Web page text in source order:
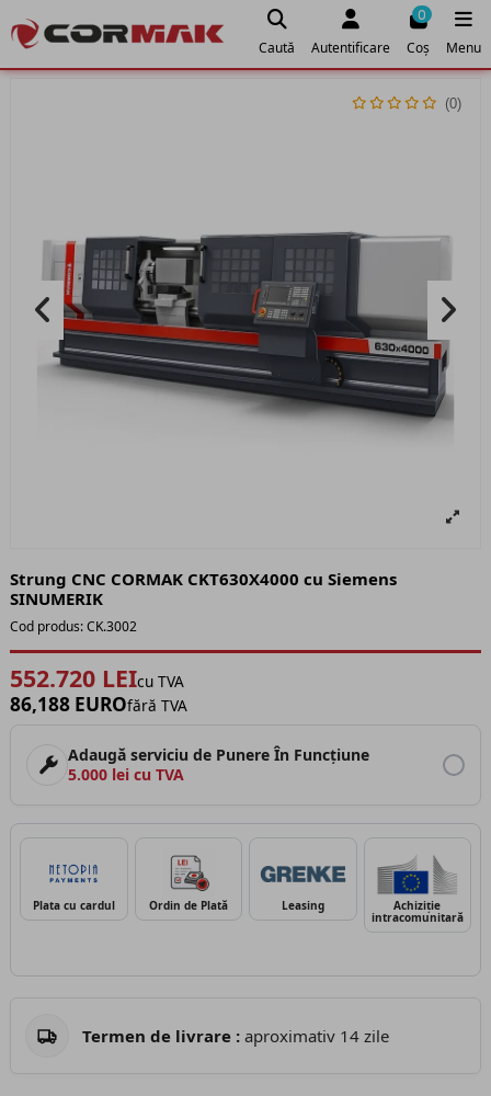
Caută Autentificare
0
Coș Menu
Strung CNC CORMAK CKT630X4000 cu Siemens
SINUMERIK
(0)
Cod produs:CK.3002
552.720 LEIcu TVA
86,188 EUROfără TVA
Adaugă serviciu de Punere În Funcțiune
5.000 lei cu TVA
Plata cu cardul Ordin de Plată Leasing Achiziție
intracomunitară
Termen de livrare : aproximativ 14 zile